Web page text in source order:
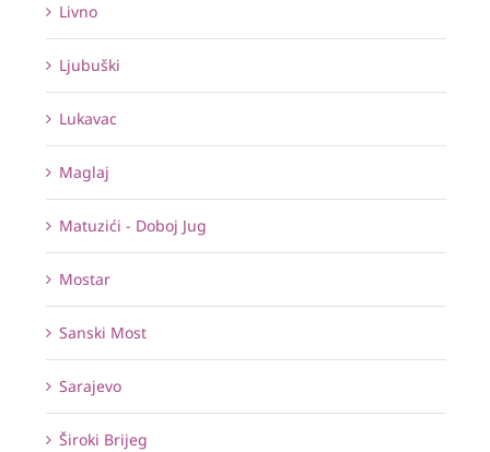
Livno
Ljubuški
Lukavac
Maglaj
Matuzići - Doboj Jug
Mostar
Sanski Most
Sarajevo
Široki Brijeg